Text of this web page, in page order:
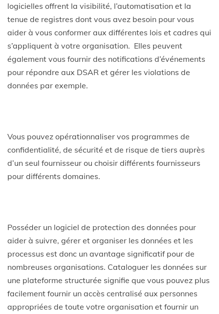
logicielles offrent la visibilité, l’automatisation et la
tenue de registres dont vous avez besoin pour vous
aider à vous conformer aux différentes lois et cadres qui
s’appliquent à votre organisation. Elles peuvent
également vous fournir des notifications d’événements
pour répondre aux DSAR et gérer les violations de
données par exemple.
Vous pouvez opérationnaliser vos programmes de
confidentialité, de sécurité et de risque de tiers auprès
d’un seul fournisseur ou choisir différents fournisseurs
pour différents domaines.
Posséder un logiciel de protection des données pour
aider à suivre, gérer et organiser les données et les
processus est donc un avantage significatif pour de
nombreuses organisations. Cataloguer les données sur
une plateforme structurée signifie que vous pouvez plus
facilement fournir un accès centralisé aux personnes
appropriées de toute votre organisation et fournir un